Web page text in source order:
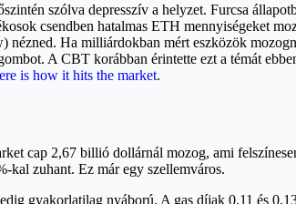
szólva depresszív a helyzet. Furcsa
csendben hatalmas ETH mennyiségeket
nézned. Ha milliárdokban mért eszközök
A CBT korábban érintette ezt a témát
is how it hits the market.
cap 2,67 billió dollárnál mozog, ami
kal zuhant. Ez már egy szellemváros.
gyakorlatilag nyáború. A gas díjak 0,11 és